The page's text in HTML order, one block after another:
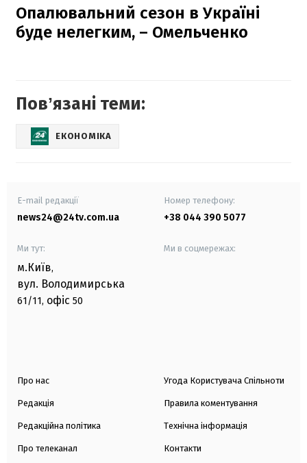
Опалювальний сезон в Україні
буде нелегким, – Омельченко
Повʼязані теми:
ЕКОНОМІКА
E-mail редакції
news24@24tv.com.ua
Номер телефону:
+38 044 390 5077
Ми тут:
м.Київ,
вул. Володимирська
61/11, офіс 50
Ми в соцмережах:
Про нас
Редакція
Редакційна політика
Про телеканал
Угода Користувача Спільноти
Правила коментування
Технічна інформація
Контакти